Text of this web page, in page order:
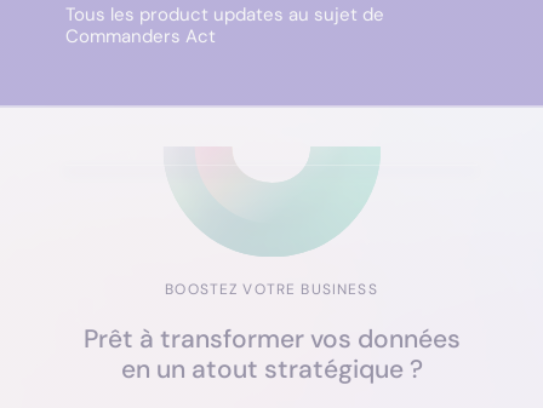
Tous les product updates au sujet de
Commanders Act
BOOSTEZ VOTRE BUSINESS
Prêt à transformer vos données
en un atout stratégique ?